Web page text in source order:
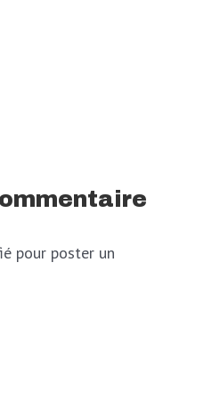
pour poster un